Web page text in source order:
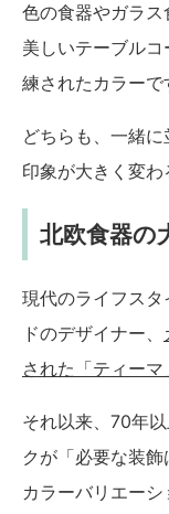
色の食器やガラ
美しいテーブル
練されたカラーで
どちらも、一緒
印象が大きく変わ
北欧食器の
現代のライフス
ドのデザイナー、
された「ティーマ
それ以来、70年
クが「必要な装
カラーバリエー